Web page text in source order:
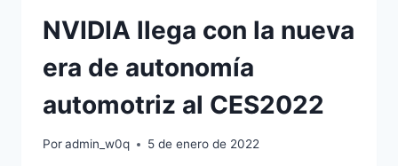
NVIDIA llega con la nueva
era de autonomía
automotriz al CES2022
Poradmin_w0q 5 de enero de 2022